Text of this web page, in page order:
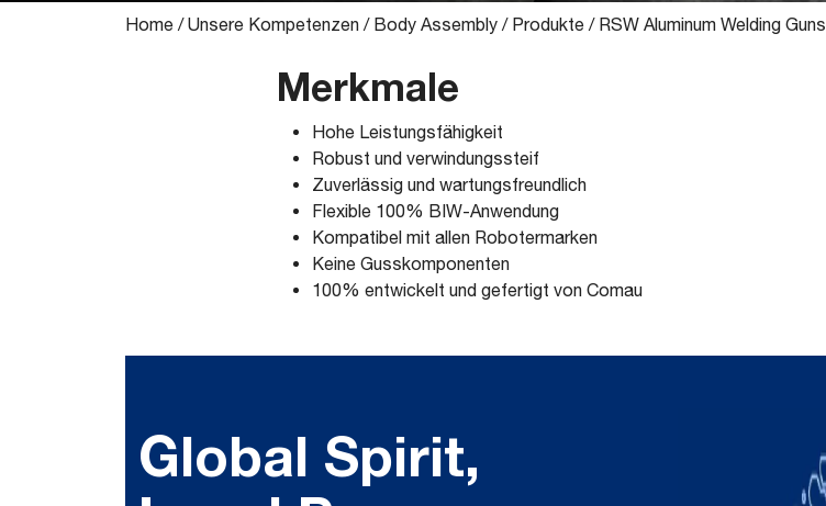
Home /Unsere Kompetenzen / Body Assembly / Produkte / RSW Aluminum Welding Guns
Merkmale
Hohe Leistungsfähigkeit
Robust und verwindungssteif
Zuverlässig und wartungsfreundlich
Flexible 100% BIW-Anwendung
Kompatibel mit allen Robotermarken
Keine Gusskomponenten
100% entwickelt und gefertigt von Comau
Global Spirit,